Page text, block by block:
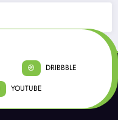
DRIBBBLE
YOUTUBE